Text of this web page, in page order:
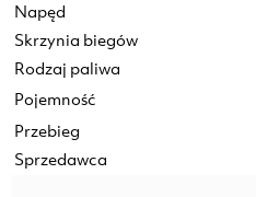
Napęd
Skrzynia biegów
Rodzaj paliwa
Pojemność
Przebieg
Sprzedawca